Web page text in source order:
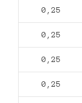
0,25
0,25
0,25
0,25